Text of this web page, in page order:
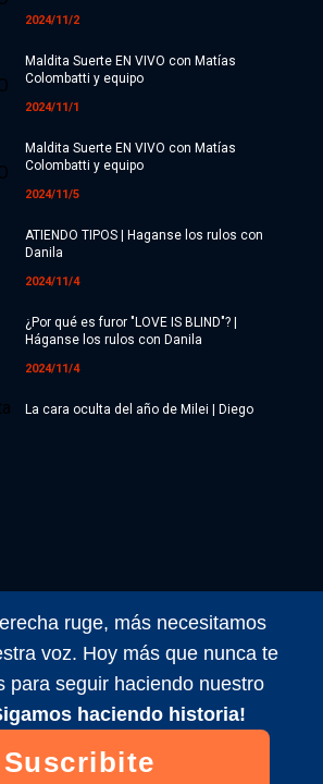
2024/11/2
Maldita Suerte EN VIVO con Matías
Colombatti y equipo
2024/11/1
Maldita Suerte EN VIVO con Matías
Colombatti y equipo
2024/11/5
ATIENDO TIPOS | Haganse los rulos con
Danila
2024/11/4
¿Por qué es furor "LOVE IS BLIND"? |
Háganse los rulos con Danila
2024/11/4
La cara oculta del año de Milei | Diego
2024/11/1
Colombatti y equipo
2024/11/5
Maldita Suerte EN VIVO con Matías
Colombatti y equipo
ruge, más necesitamos
voz. Hoy más que nunca te
para seguir haciendo nuestro
haciendo historia!
Suscribite